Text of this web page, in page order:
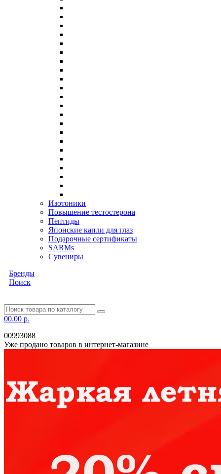
Изотоники
Повышение тестостерона
Пептиды
Японские капли для глаз
Подарочные сертификаты
SARMs
Сувениры
Бренды
Поиск
00.00 р.
00993088
Уже продано товаров в интернет-магазине